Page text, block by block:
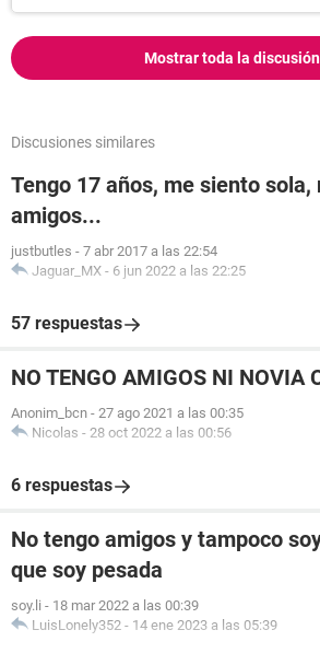
Mostrar toda la discusión
Discusiones similares
Tengo 17 años, me siento sola,
amigos...
justbutles - 7 abr 2017 a las 22:54
Jaguar_MX - 6 jun 2022 a las 22:25
57 respuestas
NO TENGO AMIGOS NI NOVIA
Anonim_bcn - 27 ago 2021 a las 00:35
Nicolas - 28 oct 2022 a las 00:56
6 respuestas
No tengo amigos y tampoco
que soy pesada
soy.li - 18 mar 2022 a las 00:39
LuisLonely352 - 14 ene 2023 a las 05:39